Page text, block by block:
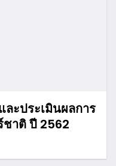
ะประเมินผลการ
าติ ปี 2562